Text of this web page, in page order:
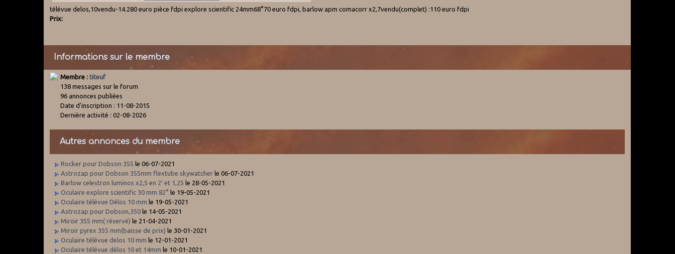
télévue delos,10vendu-14.280 euro pièce fdpi explore scientific 24mm68°70 euro fdpi, barlow apm comacorr x2,7vendu(complet) :110 euro fdpi
Prix:
Informations sur le membre
Membre : titeuf
138 messages sur le forum
96 annonces publiées
Date d'inscription : 11-08-2015
Dernière activité : 02-08-2026
Autres annonces du membre
Rocker pour Dobson 355 le 06-07-2021
Astrozap pour Dobson 355mm flextube skywatcher le 06-07-2021
Barlow celestron luminos x2,5 en 2' et 1,25 le 28-05-2021
Oculaire explore scientific 30 mm 82° le 19-05-2021
Oculaire télévue Délos 10 mm le 19-05-2021
Astrozap pour Dobson,350 le 14-05-2021
Miroir 355 mm( réservé) le 21-04-2021
Miroir pyrex 355 mm(baisse de prix) le 30-01-2021
Oculaire télévue delos 10 mm le 12-01-2021
Oculaire télévue délos 10 et 14mm le 10-01-2021